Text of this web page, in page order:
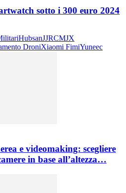
sotto i 300 euro 2024
HubsanJJRCMJX
DroniXiaomi FimiYuneec
e videomaking: scegliere
in base all’altezza…